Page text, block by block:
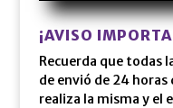
¡AVISO
Recuerda que todas
de envió de 24 horas
realiza la misma y el